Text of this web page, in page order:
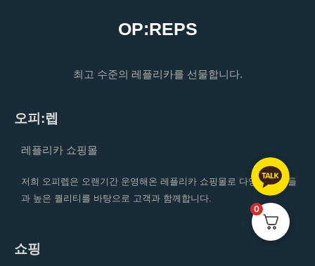
OP:REPS
최고 수준의 레플리카를 선물합니다.
오피:렙
레플리카 쇼핑몰
저희 오피렙은 오랜기간 운영해온 레플리카 쇼핑몰로 다양한 상품들
과 높은 퀄리티를 바탕으로 고객과 함께합니다.
쇼핑
0